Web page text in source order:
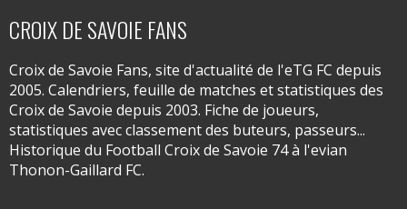
CROIX DE SAVOIE FANS
Croix de Savoie Fans, site d'actualité de l'eTG FC depuis
2005. Calendriers, feuille de matches et statistiques des
Croix de Savoie depuis 2003. Fiche de joueurs,
statistiques avec classement des buteurs, passeurs...
Historique du Football Croix de Savoie 74 à l'evian
Thonon-Gaillard FC.